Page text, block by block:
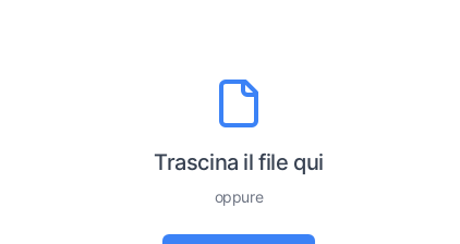
Trascina il file qui
oppure